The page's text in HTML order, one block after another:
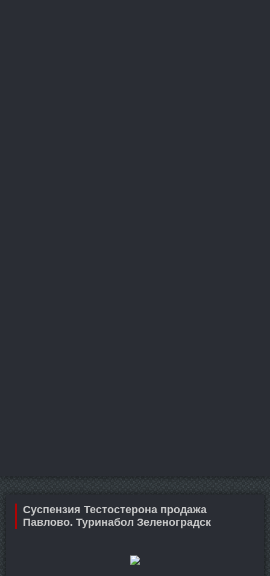
Суспензия Тестостерона продажа
Павлово. Туринабол Зеленоградск